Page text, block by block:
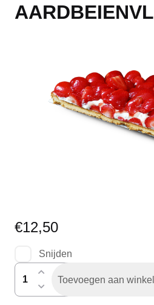
€12,50
Snijden
aardbeienvlaai
Toevoegen aan